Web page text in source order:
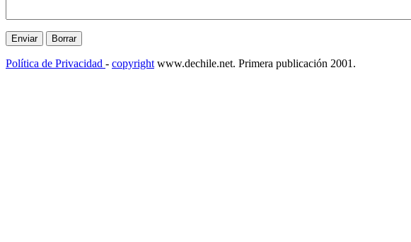
Política de Privacidad - copyright www.dechile.net. Primera publicación 2001.